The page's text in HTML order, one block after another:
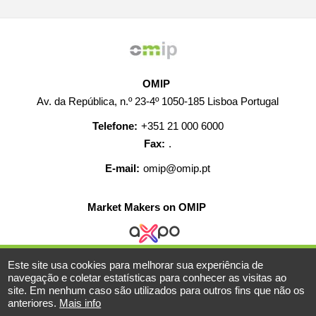
OMIP
Av. da República, n.º 23-4º 1050-185 Lisboa Portugal
Telefone: +351 21 000 6000
Fax: .
E-mail: omip@omip.pt
Market Makers on OMIP
AJUDA CONTACTO CARREIRAS
MAPA WEB
INFORMAÇÃO LEGAL
Este site usa cookies para melhorar sua experiência de
navegação e coletar estatísticas para conhecer as visitas ao
site. Em nenhum caso são utilizados para outros fins que não os
anteriores. Mais info